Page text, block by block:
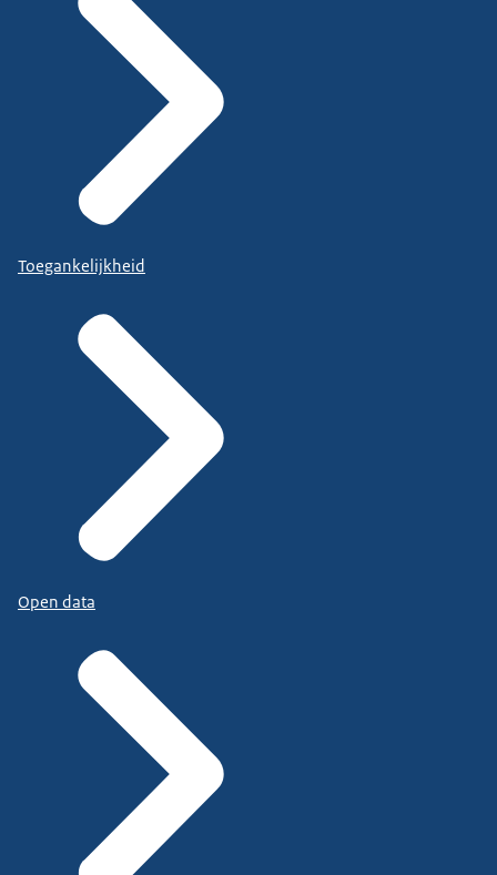
Toegankelijkheid
Open data